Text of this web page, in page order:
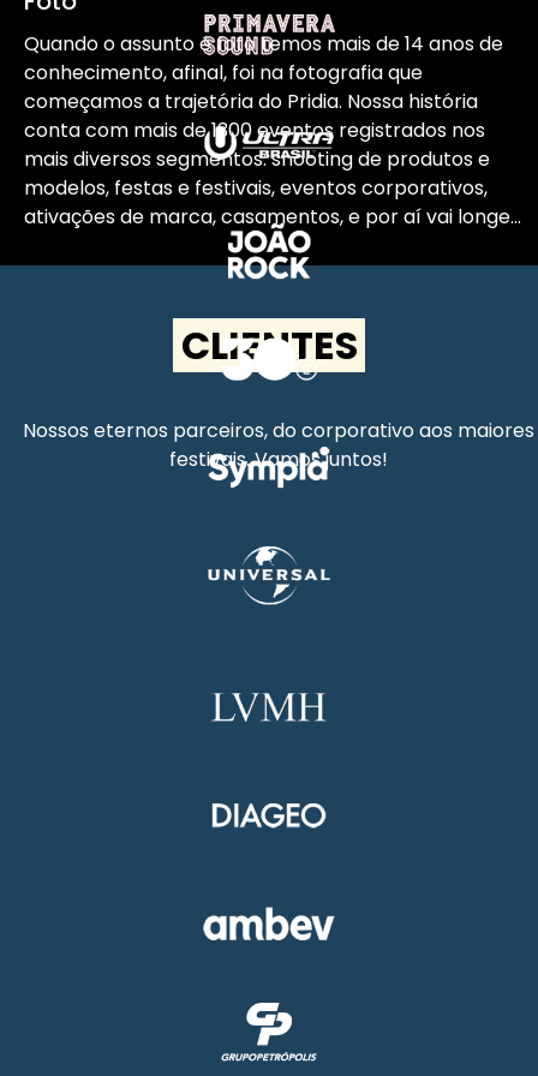
Quando o assunto é foto temos mais de 14 anos de
conhecimento, afinal, foi na fotografia que
começamos a trajetória do Pridia. Nossa história
conta com mais de 1300 eventos registrados nos
mais diversos segmentos: shooting de produtos e
modelos, festas e festivais, eventos corporativos,
ativações de marca, casamentos, e por aí vai longe...
CLIENTES
Nossos eternos parceiros, do corporativo aos maiores
festivais. Vamos juntos!